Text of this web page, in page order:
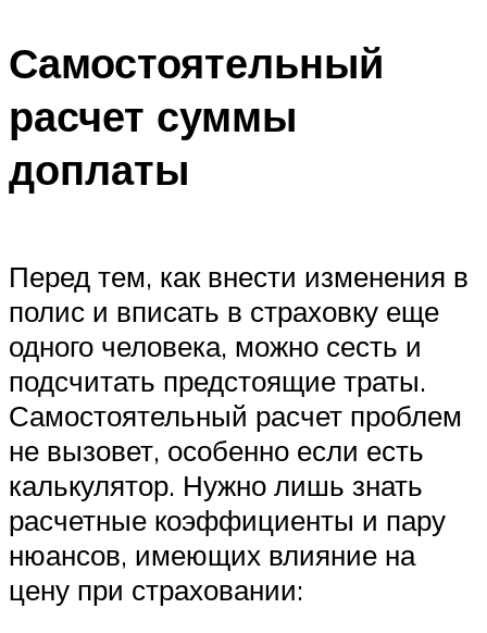
Самостоятельный
расчет суммы
доплаты
Перед тем, как внести изменения в
полис и вписать в страховку еще
одного человека, можно сесть и
подсчитать предстоящие траты.
Самостоятельный расчет проблем
не вызовет, особенно если есть
калькулятор. Нужно лишь знать
расчетные коэффициенты и пару
нюансов, имеющих влияние на
цену при страховании: